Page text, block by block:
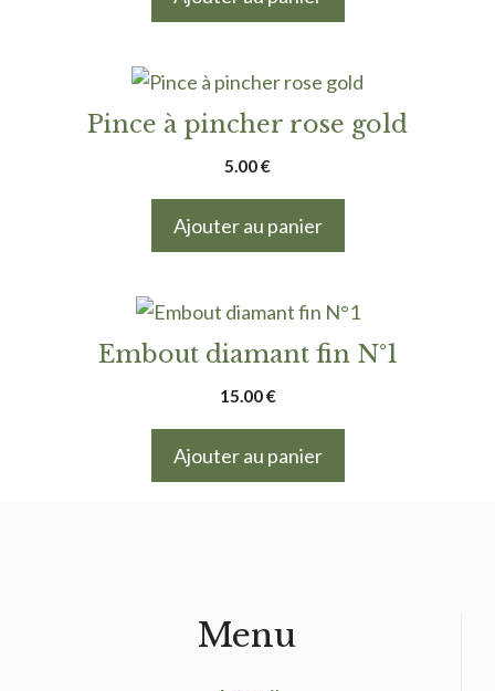
Pince à pincher rose gold
5.00€
Ajouter au panier
Embout diamant fin N°1
15.00€
Ajouter au panier
Menu